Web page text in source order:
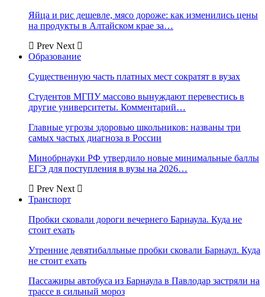
Яйца и рис дешевле, мясо дороже: как изменились цены
на продукты в Алтайском крае за…
Prev Next
Образование
Существенную часть платных мест сократят в вузах
Студентов МГПУ массово вынуждают перевестись в
другие университеты. Комментарий…
Главные угрозы здоровью школьников: названы три
самых частых диагноза в России
Минобрнауки РФ утвердило новые минимальные баллы
ЕГЭ для поступления в вузы на 2026…
Prev Next
Транспорт
Пробки сковали дороги вечернего Барнаула. Куда не
стоит ехать
Утренние девятибалльные пробки сковали Барнаул. Куда
не стоит ехать
Пассажиры автобуса из Барнаула в Павлодар застряли на
трассе в сильный мороз